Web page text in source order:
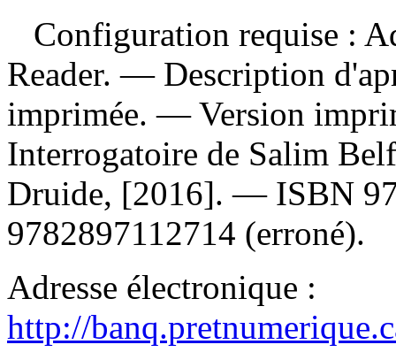
Configuration requise :
Reader. — Description
imprimée. —Version
Interrogatoire de Salim
Druide, [2016]. — ISBN
9782897112714 (erroné).
Adresse électronique :
http://